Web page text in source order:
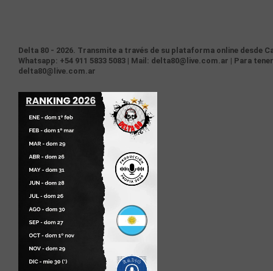
Delta 80 - 2026. Transmite a través de su plataforma online desde
Whatsapp: +54 911 5833 5083 | Mail: delta80@live.com.ar | Para
delta80@live.com.ar